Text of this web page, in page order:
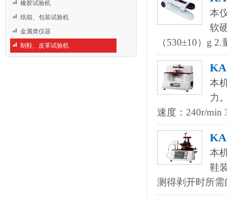
橡胶试验机
纸箱、包装试验机
金属类仪器
制鞋、皮革试验机
本
软
（530±10）g
本
力
速度：240r/min
本
鞋
测得剥开时所